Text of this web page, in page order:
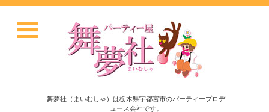
舞夢社（まいむしゃ）は栃木県宇都宮市のパーティープロデ
ュース会社です。